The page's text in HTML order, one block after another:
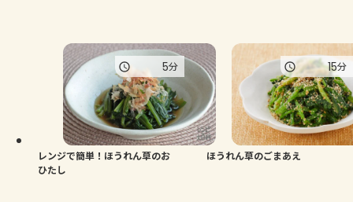
レンジで簡単！ほうれん草のお
ひたし
5分
ほうれん草のごまあえ
15分